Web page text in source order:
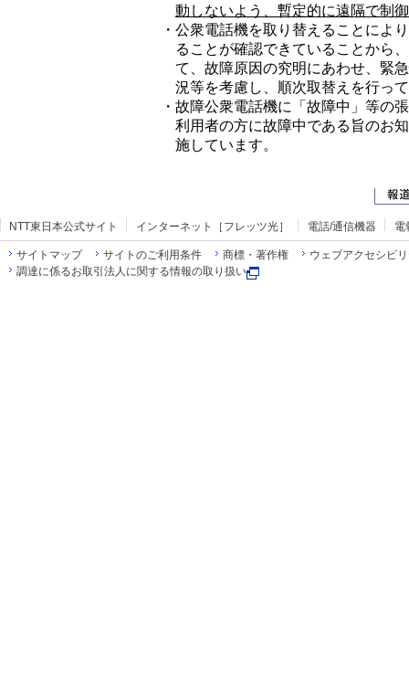
動しないよう、暫定的に遠隔で制
・ 公衆電話機を取り替えることによ
ることが確認できていることから
て、故障原因の究明にあわせ、緊
況等を考慮し、順次取替えを行っ
・ 故障公衆電話機に「故障中」等の
利用者の方に故障中である旨のお
施しています。
NTT東日本公式サイト インターネット［フレッツ光］ 電話/通信機器 電
サイトマップ サイトのご利用条件 商標・著作権
ウェブアクセシビ
調達に係るお取引法人に関する情報の取り扱い